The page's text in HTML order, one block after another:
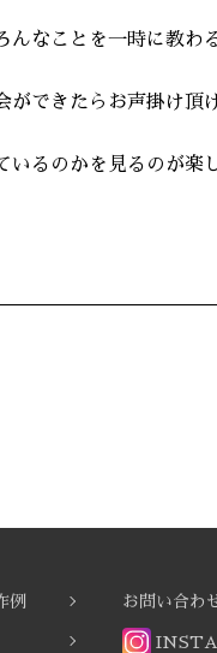
んなことを一時に教わ
できたらお声掛け頂
いるのかを見るのが楽
例 お問い合わ